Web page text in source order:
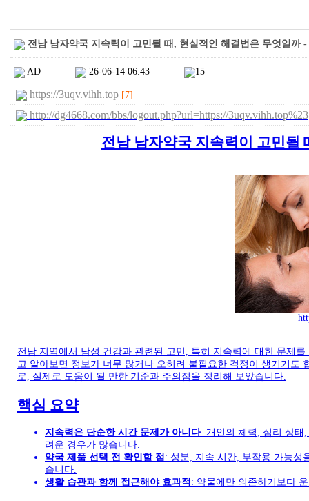
전남 남자약국 지속력이 고민될 때, 현실적인 해결법은 무엇일까
AD 26-06-14 06:43 15
https://3uqv.vihh.top [7]
http://dg4668.com/bbs/logout.php?url=https://
전남 남자약국 지속력이 고민될
전남 지역에서 남성 건강과 관련된 고민, 특히 지속력에 대한 문제
고 알아보면 정보가 너무 많거나 오히려 불필요한 걱정이 생기기도
로, 실제로 도움이 될 만한 기준과 주의점을 정리해 보았습니다.
핵심 요약
지속력은 단순한 시간 문제가 아니다: 개인의 체력, 심리 상태
려운 경우가 많습니다.
약국 제품 선택 전 확인할 점 : 성분, 지속 시간, 부작용 가능성
습니다.
생활 습관과 함께 접근해야 효과적 : 약물에만 의존하기보다